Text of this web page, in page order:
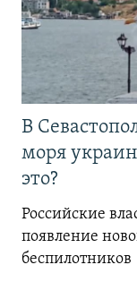
В
моря
это?
Российские
появление
беспилотников